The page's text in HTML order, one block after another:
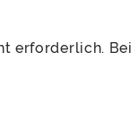
erforderlich.